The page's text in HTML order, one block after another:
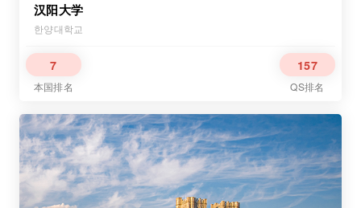
汉阳大学
한양대학교
7
本国排名
157
QS排名